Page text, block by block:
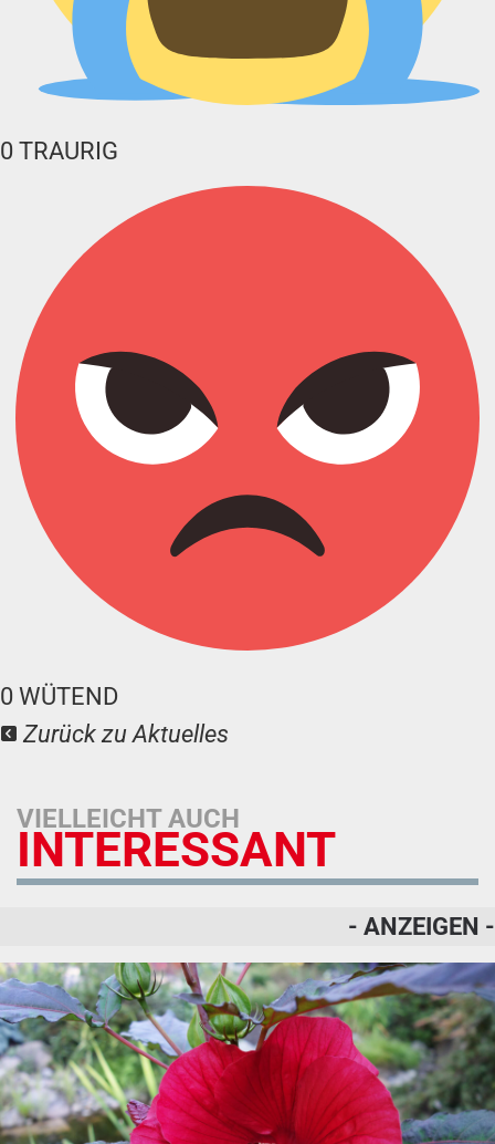
0 TRAURIG
0 WÜTEND
Zurück zu Aktuelles
VIELLEICHT AUCH
INTERESSANT
- ANZEIGEN -